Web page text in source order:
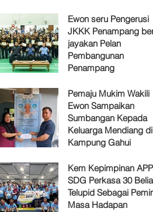
Ewon seru Pengerusi
JKKK Penampang
jayakan Pelan
Pembangunan
Penampang
Pemaju Mukim Wakili
Ewon Sampaikan
Sumbangan Kepada
Keluarga Mendiang di
Kampung Gahui
Kem Kepimpinan
SDG Perkasa 30 Belia
Telupid Sebagai
Masa Hadapan